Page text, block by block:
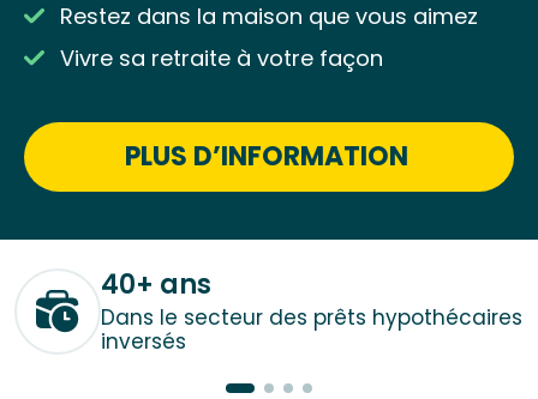
Restez dans la maison que vous aimez
Vivre sa retraite à votre façon
PLUS D’INFORMATION
40+ ans
Dans le secteur des prêts hypothécaires
inversés